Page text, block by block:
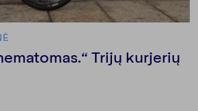
Trijų kurjerių